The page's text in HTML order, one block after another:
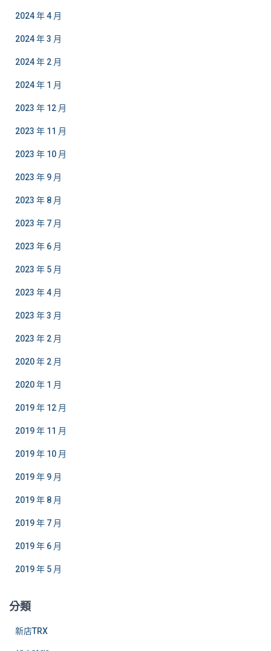
2024 年 4 月
2024 年 3 月
2024 年 2 月
2024 年 1 月
2023 年 12 月
2023 年 11 月
2023 年 10 月
2023 年 9 月
2023 年 8 月
2023 年 7 月
2023 年 6 月
2023 年 5 月
2023 年 4 月
2023 年 3 月
2023 年 2 月
2020 年 2 月
2020 年 1 月
2019 年 12 月
2019 年 11 月
2019 年 10 月
2019 年 9 月
2019 年 8 月
2019 年 7 月
2019 年 6 月
2019 年 5 月
分類
新店TRX